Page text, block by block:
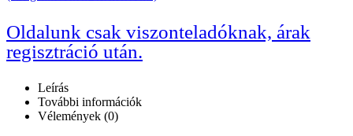
Oldalunk csak viszonteladóknak, árak
regisztráció után.
Leírás
További információk
Vélemények (0)